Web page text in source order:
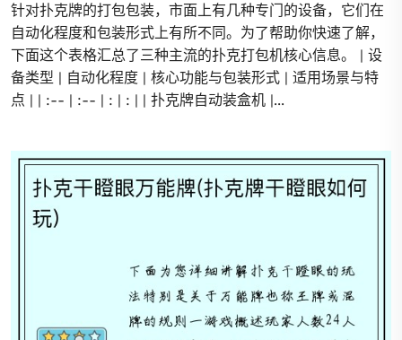
针对扑克牌的打包包装，市面上有几种专门的设备，它们在
自动化程度和包装形式上有所不同。为了帮助你快速了解，
下面这个表格汇总了三种主流的扑克打包机核心信息。 | 设
备类型 | 自动化程度 | 核心功能与包装形式 | 适用场景与特
点 | | :-- | :-- | : | : | | 扑克牌自动装盒机 |...